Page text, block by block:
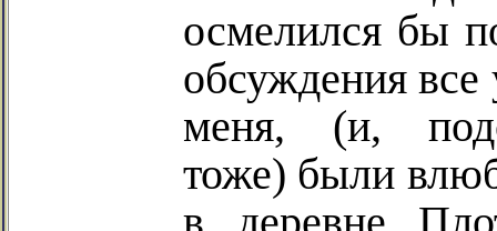
осмелился бы
обсуждения
меня, (и,
тоже) были